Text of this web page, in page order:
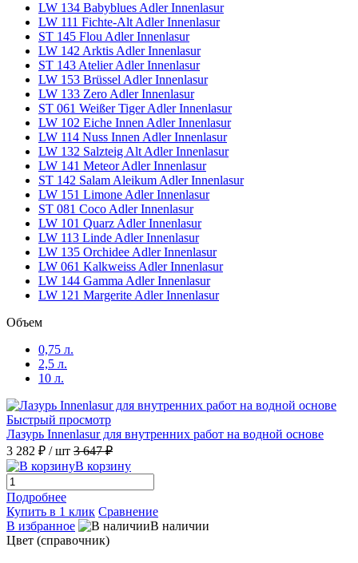
LW 134 Babyblues Adler Innenlasur
LW 111 Fichte-Alt Adler Innenlasur
ST 145 Flou Adler Innenlasur
LW 142 Arktis Adler Innenlasur
ST 143 Atelier Adler Innenlasur
LW 153 Brüssel Adler Innenlasur
LW 133 Zero Adler Innenlasur
ST 061 Weißer Tiger Adler Innenlasur
LW 102 Eiche Innen Adler Innenlasur
LW 114 Nuss Innen Adler Innenlasur
LW 132 Salzteig Alt Adler Innenlasur
LW 141 Meteor Adler Innenlasur
ST 142 Salam Aleikum Adler Innenlasur
LW 151 Limone Adler Innenlasur
ST 081 Coco Adler Innenlasur
LW 101 Quarz Adler Innenlasur
LW 113 Linde Adler Innenlasur
LW 135 Orchidee Adler Innenlasur
LW 061 Kalkweiss Adler Innenlasur
LW 144 Gamma Adler Innenlasur
LW 121 Margerite Adler Innenlasur
Объем
0,75 л.
2,5 л.
10 л.
Быстрый просмотр
Лазурь Innenlasur для внутренних работ на водной основе
3 282 ₽ / шт 3 647 ₽
В корзину
Подробнее
Купить в 1 клик Сравнение
В избранное
В наличии
Цвет (справочник)